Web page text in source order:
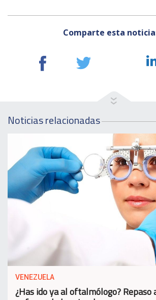
Comparte esta
Noticias relacionadas
VENEZUELA
¿Has ido ya al oftalmólogo? Repaso